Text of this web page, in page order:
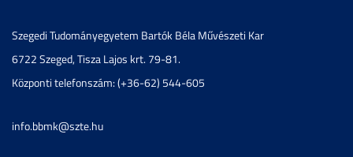
Szegedi Tudományegyetem Bartók Béla Művészeti Kar
6722 Szeged, Tisza Lajos krt. 79-81.
Központi telefonszám: (+36-62) 544-605
info.bbmk@szte.hu